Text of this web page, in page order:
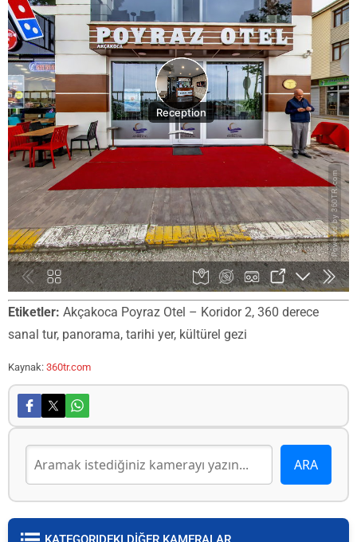
Etiketler: Akçakoca Poyraz Otel – Koridor 2, 360 derece
sanal tur, panorama, tarihi yer, kültürel gezi
Kaynak: 360tr.com